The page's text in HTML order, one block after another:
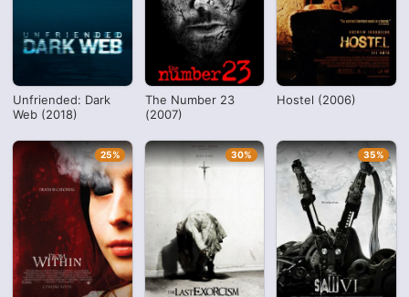
Unfriended: Dark
Web (2018)
The Number 23
(2007)
Hostel (2006)
25% 30% 35%